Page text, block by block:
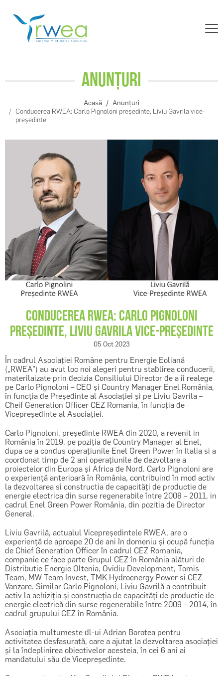
REGISTER
Anunțuri
Acasă
Anunțuri
Conducerea RWEA: Carlo Pignoloni președinte, Liviu Gavrila vice-
președinte
CONDUCEREA RWEA: CARLO PIGNOLONI
PREȘEDINTE, LIVIU GAVRILA VICE-PREȘEDINTE
05 Oct 2023
În cadrul Asociației Române pentru Energie Eoliană
(„RWEA”) au avut loc noi alegeri pentru stablirea conducerii,
materilaizate prin decizia Consiliului Director de a îi realege
pe Carlo Pignoloni – CEO și Country Manager Enel România,
în funcţia de Președinte al Asociației şi pe Liviu Gavrila –
Cheif Generation Officer CEZ Romania, în funcția de
Vicepreședinte al Asociației.
Carlo Pignoloni, președinte RWEA din 2020, a revenit in
România în 2019, pe poziția de Country Manager al Enel,
dupa ce a condus operațiunile Enel Green Power în Italia si a
coordonat timp de 2 ani operațiunile de dezvoltare a
proiectelor din Europa și Africa de Nord. Carlo Pignoloni are
o experiență anterioară în România, contribuind în mod activ
la dezvoltarea si constructia de capacități de productie de
energie electrica din surse regenerabile între 2008 – 2011, in
cadrul Enel Green Power România, din pozitia de Director
General.
Liviu Gavrilă, actualul Vicepreședintele RWEA, are o
experiență de aproape 20 de ani în domeniu și ocupă funcția
de Chief Generation Officer în cadrul CEZ Romania,
companie ce face parte Grupul CEZ în România alături de
Distributie Energie Oltenia, Ovidiu Development, Tomis
Team, MW Team Invest, TMK Hydroenergy Power si CEZ
Vanzare. Similar Carlo Pignoloni, Liviu Gavrilă a contribuit
activ la achiziția și construcția de capacități de productie de
energie electrică din surse regenerabile între 2009 – 2014, în
cadrul grupului CEZ în România.
Asociația multumeste dl-ui Adrian Borotea pentru
activitatea desfasurată, care a ajutat la dezvoltarea asociației
și la îndeplinirea obiectivelor acesteia, în cei 6 ani ai
mandatului său de Vicepreședinte.